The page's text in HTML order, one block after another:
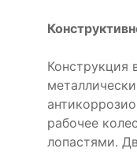
Конструкция
рабочее
лопастями.